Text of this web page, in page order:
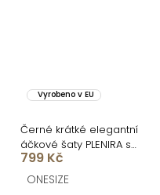
Vyrobeno v EU
Černé krátké elegantní
áčkové šaty PLENIRA s
krátkým rukávem
799 Kč
ONESIZE